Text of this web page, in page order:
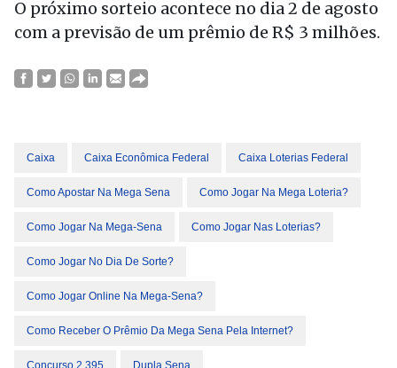
O próximo sorteio acontece no dia 2 de agosto
com a previsão de um prêmio de R$ 3 milhões.
Caixa Caixa Econômica Federal Caixa Loterias Federal
Como Apostar Na Mega Sena Como Jogar Na Mega Loteria?
Como Jogar Na Mega-Sena Como Jogar Nas Loterias?
Como Jogar No Dia De Sorte?
Como Jogar Online Na Mega-Sena?
Como Receber O Prêmio Da Mega Sena Pela Internet?
Concurso 2.395 Dupla Sena